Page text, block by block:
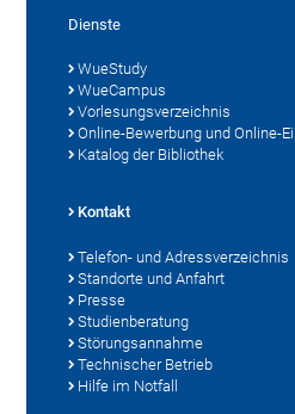
Dienste
WueStudy
WueCampus
Vorlesungsverzeichnis
Online-Bewerbung und Online-
Katalog der Bibliothek
Kontakt
Telefon- und Adressverzeichnis
Standorte und Anfahrt
Presse
Studienberatung
Störungsannahme
Technischer Betrieb
Hilfe im Notfall